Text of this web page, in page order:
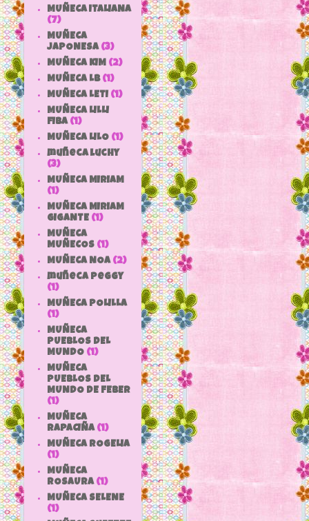
MUÑECA ITALIANA
(7)
MUÑECA
JAPONESA (3)
MUÑECA KIM (2)
MUÑECA LB (1)
MUÑECA LETI (1)
MUÑECA LILLI
FIBA (1)
MUÑECA LILO (1)
muñeca luchy
(3)
MUÑECA MIRIAM
(1)
MUÑECA MIRIAM
GIGANTE (1)
MUÑECA
MUÑECOS (1)
MUÑECA NOA (2)
muñeca peggy
(1)
MUÑECA POLILLA
(1)
MUÑECA
PUEBLOS DEL
MUNDO (1)
MUÑECA
PUEBLOS DEL
MUNDO DE FEBER
(1)
MUÑECA
RAPACIÑA (1)
MUÑECA ROGELIA
(1)
MUÑECA
ROSAURA (1)
MUÑECA SELENE
(1)